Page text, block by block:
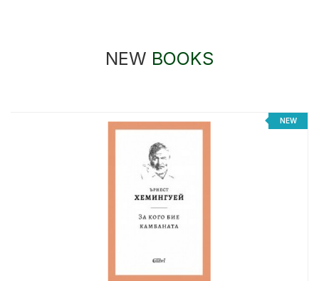
NEW BOOKS
NEW